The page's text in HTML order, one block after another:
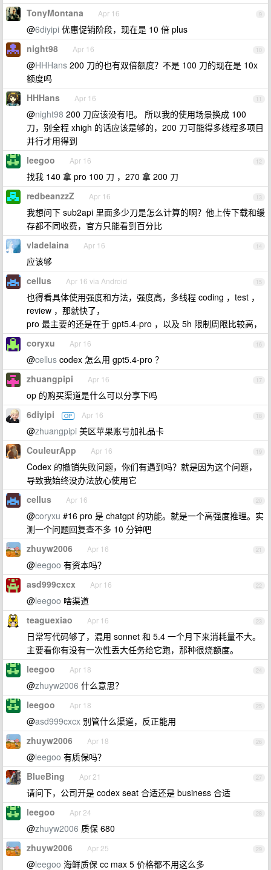
9
TonyMontana Apr 16
@6diyipi 优惠促销阶段，现在是 10 倍 plus
10
night98 Apr 16
@HHHans 200 刀的也有双倍额度？不是 100 刀的现在是 10x
额度吗
11
HHHans Apr 16
@night98 200 刀应该没有吧。 所以我的使用场景换成 100
刀，别全程 xhigh 的话应该是够的，200 刀可能得多线程多项目
并行才用得到
12
leegoo Apr 16
找我 140 拿 pro 100 刀 ，270 拿 200 刀
13
redbeanzzZ Apr 16
我想问下 sub2api 里面多少刀是怎么计算的啊？他上传下载和缓
存都不同收费，官方只能看到百分比
14
vladelaina Apr 16
应该够
15
cellus Apr 16 via Android
也得看具体使用强度和方法，强度高，多线程 coding ，test ，
review ，那就快了，
pro 最主要的还是在于 gpt5.4-pro ，以及 5h 限制周限比较高，
16
coryxu Apr 16
@cellus codex 怎么用 gpt5.4-pro ？
17
zhuangpipi Apr 16
op 的购买渠道是什么可以分享下吗
18
6diyipi OP Apr 16
@zhuangpipi 美区苹果账号加礼品卡
19
CouleurApp Apr 16
Codex 的撤销失败问题，你们有遇到吗？就是因为这个问题，
导致我始终没办法放心使用它
20
cellus Apr 16
@coryxu #16 pro 是 chatgpt 的功能。就是一个高强度推理。实
测一个问题回复查不多 10 分钟吧
21
zhuyw2006 Apr 16
@leegoo 有资本吗？
22
asd999cxcx Apr 16
@leegoo 啥渠道
23
teaguexiao Apr 16
日常写代码够了，混用 sonnet 和 5.4 一个月下来消耗量不大。
主要看你有没有一次性丢大任务给它跑，那种很烧额度。
24
leegoo Apr 18
@zhuyw2006 什么意思？
25
leegoo Apr 18
@asd999cxcx 别管什么渠道，反正能用
26
zhuyw2006 Apr 18
@leegoo 有质保吗？
27
BlueBing Apr 21
请问下，公司开是 codex seat 合适还是 business 合适
28
leegoo Apr 24
@zhuyw2006 质保 680
29
zhuyw2006 Apr 25
@leegoo 海鲜质保 cc max 5 价格都不用这么多